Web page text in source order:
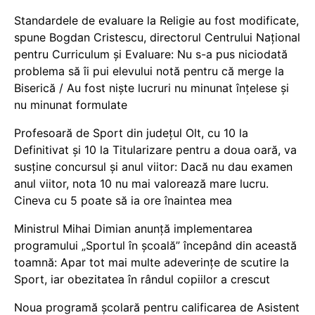
Standardele de evaluare la Religie au fost modificate,
spune Bogdan Cristescu, directorul Centrului Național
pentru Curriculum și Evaluare: Nu s-a pus niciodată
problema să îi pui elevului notă pentru că merge la
Biserică / Au fost niște lucruri nu minunat înțelese și
nu minunat formulate
Profesoară de Sport din județul Olt, cu 10 la
Definitivat și 10 la Titularizare pentru a doua oară, va
susține concursul și anul viitor: Dacă nu dau examen
anul viitor, nota 10 nu mai valorează mare lucru.
Cineva cu 5 poate să ia ore înaintea mea
Ministrul Mihai Dimian anunță implementarea
programului „Sportul în școală” începând din această
toamnă: Apar tot mai multe adeverințe de scutire la
Sport, iar obezitatea în rândul copiilor a crescut
Noua programă școlară pentru calificarea de Asistent